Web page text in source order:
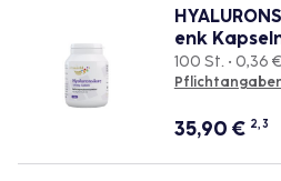
enk
100 St. • 0,36
35,90 € 2, 3